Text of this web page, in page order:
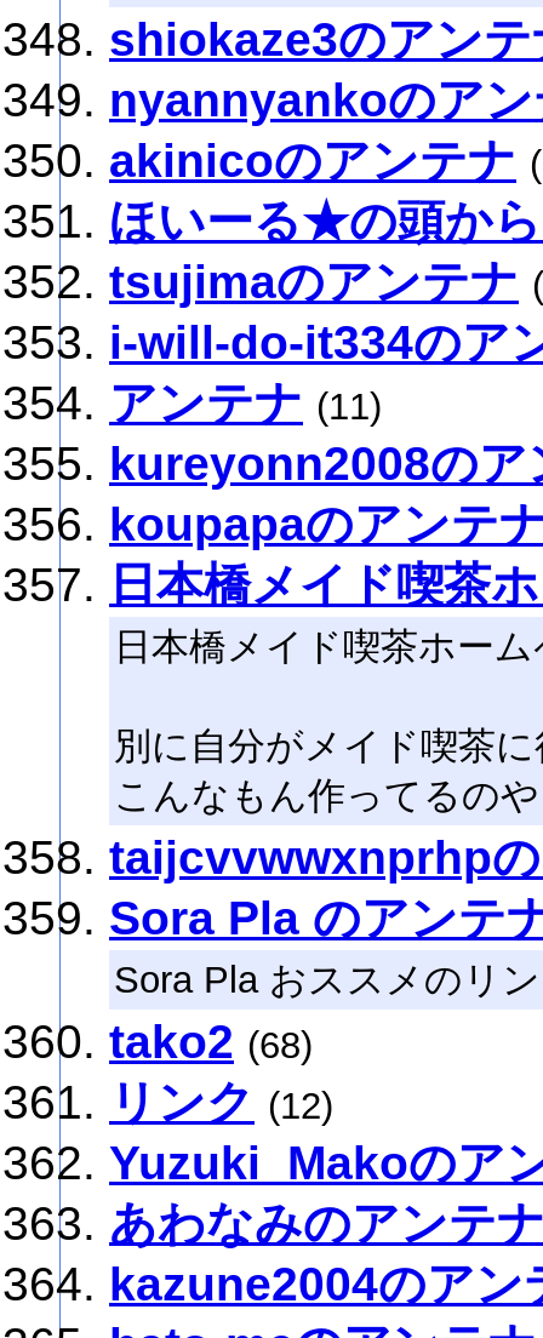
shiokaze3のアンテ
nyannyankoのアン
akinicoのアンテナ
ほいーる★の頭か
tsujimaのアンテナ
i-will-do-it334のア
アンテナ (11)
kureyonn2008のア
koupapaのアンテ
日本橋メイド喫茶
日本橋メイド喫茶ホー
別に自分がメイド喫茶
こんなもん作ってるの
taijcvvwwxnprhp
Sora Pla のアンテ
Sora Pla おススメのリ
tako2 (68)
リンク (12)
Yuzuki_Makoのア
あわなみのアンテ
kazune2004のアン